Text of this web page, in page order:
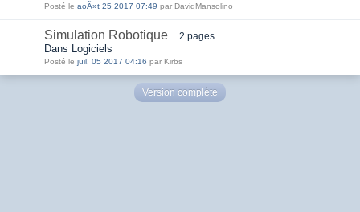
Posté le aoÃ»t 25 2017 07:49 par DavidMansolino
Simulation Robotique 2 pages
Dans Logiciels
Posté le juil. 05 2017 04:16 par Kirbs
Version complète